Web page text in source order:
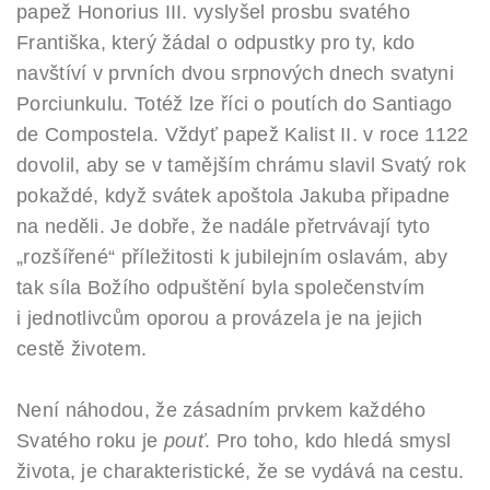
papež Honorius III. vyslyšel prosbu svatého
Františka, který žádal o odpustky pro ty, kdo
navštíví v prvních dvou srpnových dnech svatyni
Porciunkulu. Totéž lze říci o poutích do Santiago
de Compostela. Vždyť papež Kalist II. v roce 1122
dovolil, aby se v tamějším chrámu slavil Svatý rok
pokaždé, když svátek apoštola Jakuba připadne
na neděli. Je dobře, že nadále přetrvávají tyto
„rozšířené“ příležitosti k jubilejním oslavám, aby
tak síla Božího odpuštění byla společenstvím
i jednotlivcům oporou a provázela je na jejich
cestě životem.
Není náhodou, že zásadním prvkem každého
Svatého roku je pouť. Pro toho, kdo hledá smysl
života, je charakteristické, že se vydává na cestu.